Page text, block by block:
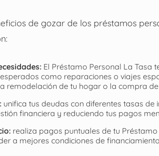
de gozar de los préstamos
El Préstamo Personal La Tasa
como reparaciones o viajes
remodelación de tu hogar o la compra
unifica tus deudas con diferentes tasas
financiera y reduciendo tus pagos
realiza pagos puntuales de tu
a mejores condiciones de